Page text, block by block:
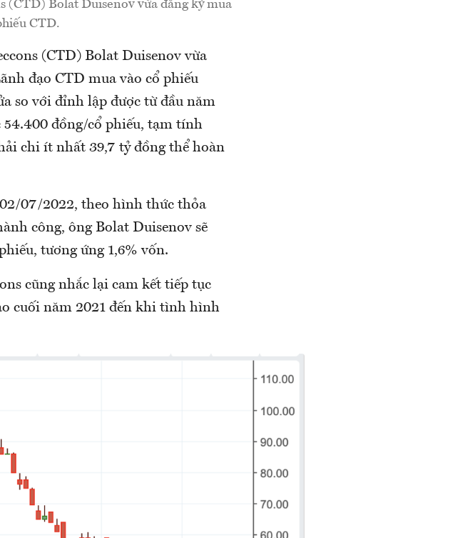
(CTD) Bolat Duisenov vừa đăng ký mua
CTD.
(CTD) Bolat Duisenov vừa
đạo CTD mua vào cổ phiếu
so với đỉnh lập được từ đầu năm
đồng/cổ phiếu, tạm tính
chi ít nhất 39,7 tỷ đồng thể hoàn
07/2022, theo hình thức thỏa
công, ông Bolat Duisenov sẽ
tương ứng 1,6% vốn.
cũng nhắc lại cam kết tiếp tục
cuối năm 2021 đến khi tình hình